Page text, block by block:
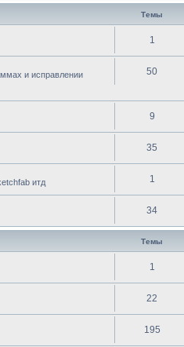
Темы
1
и исправлении
50
9
35
итд 1
34
Темы
1
22
195